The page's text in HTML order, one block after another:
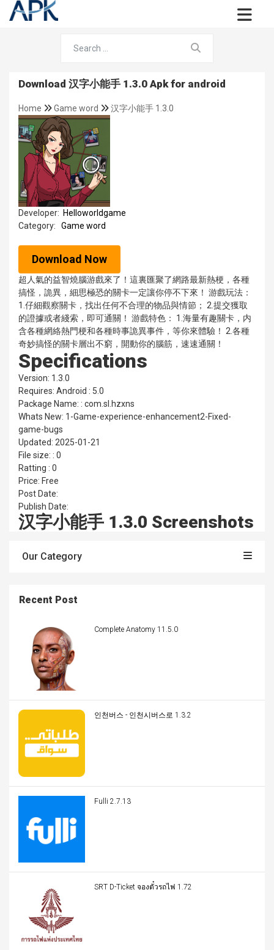
Download 汉字小能手 1.3.0 Apk for android
Home Game word 汉字小能手 1.3.0
Developer: Helloworldgame
Category:
Game word
Download Now
超人氣的益智燒腦游戲來了！這裏匯聚了網路最新熱梗，各種
搞怪，詭異，細思極恐的關卡一定讓你停不下來！ 游戲玩法：
1.仔細觀察關卡，找出任何不合理的物品與情節； 2.提交獲取
的證據或者綫索，即可通關！ 游戲特色： 1.海量有趣關卡，内
含各種網絡熱門梗和各種時事詭異事件，等你來體驗！ 2.各種
奇妙搞怪的關卡層出不窮，開動你的腦筋，速速通關！
Specifications
Version: 1.3.0
Requires: Android : 5.0
Package Name: : com.sl.hzxns
Whats New: 1-Game-experience-enhancement2-Fixed-
game-bugs
Updated: 2025-01-21
File size: : 0
Ratting : 0
Price: Free
Post Date:
Publish Date:
汉字小能手 1.3.0 Screenshots
Our Category
Recent Post
Complete Anatomy 11.5.0
인천버스 - 인천시버스로 1.3.2
Fulli 2.7.13
SRT D-Ticket จองตั๋วรถไฟ 1.72